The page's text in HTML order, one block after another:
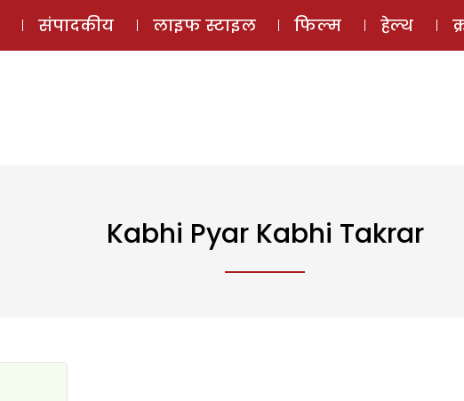
ई-मैगज़ीन
संपादकीय लाइफ स्टाइल फिल्म हेल्थ
Kabhi Pyar Kabhi Takrar